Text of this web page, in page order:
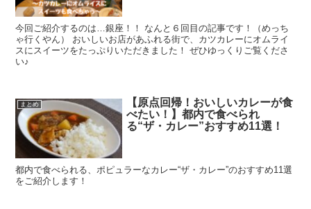
今回ご紹介するのは…銀座！！ なんと６回目の記事です！（めっち
ゃ行くやん） おいしいお店があふれる街で、カツカレーにオムライ
スにスイーツをたっぷりいただきました！ ぜひゆっくりご覧くださ
い♪
まとめ
【原点回帰！おいしいカレーが食
べたい！】都内で食べられ
る“ザ・カレー”おすすめ11選！
都内で食べられる、ポピュラーなカレー“ザ・カレー”のおすすめ11選
をご紹介します！